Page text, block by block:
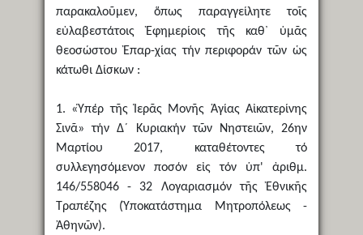
παρακαλοῦμεν, ὅπως παραγγείλητε τοῖς
εὐλαβεστάτοις Ἐφημερίοις τῆς καθ᾿ ὑμᾶς
θεοσώστου Ἐπαρ-χίας τήν περιφοράν τῶν ὡς
κάτωθι Δίσκων :
1. «Ὑπέρ τῆς Ἱερᾶς Μονῆς Ἁγίας Αἰκατερίνης
Σινᾶ» τήν Δ´ Κυριακήν τῶν Νηστειῶν, 26ην
Μαρτίου 2017, καταθέτοντες τό
συλλεγησόμενον ποσόν εἰς τόν ὑπ' ἀριθμ.
146/558046 - 32 Λογαριασμόν τῆς Ἐθνικῆς
Τραπέζης (Ὑποκατάστημα Μητροπόλεως -
Ἀθηνῶν).